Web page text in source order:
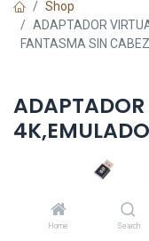
Home Search
Shop
ADAPTADOR
FANTASMA SIN
ADAPTADOR
CABEZA, DP